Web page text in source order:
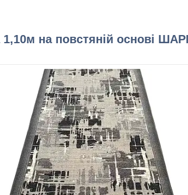
на повстяній основі